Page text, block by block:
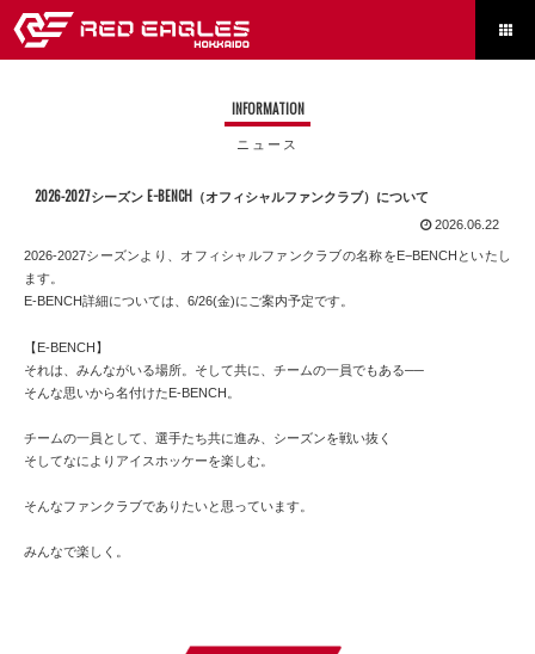

INFORMATION
ニュース
2026-2027シーズン E−BENCH（オフィシャルファンクラブ）について
2026.06.22
2026-2027シーズンより、オフィシャルファンクラブの名称をE−BENCHといたし
ます。
E-BENCH詳細については、6/26(金)にご案内予定です。
【E-BENCH】
それは、みんながいる場所。そして共に、チームの一員でもある──
そんな思いから名付けたE-BENCH。
チームの一員として、選手たち共に進み、シーズンを戦い抜く
そしてなによりアイスホッケーを楽しむ。
そんなファンクラブでありたいと思っています。
みんなで楽しく。